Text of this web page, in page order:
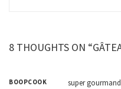
8 THOUGHTS ON
BOOPCOOK
super